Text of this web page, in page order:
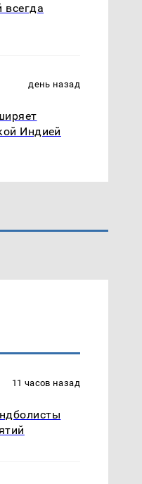
всегда
день назад
Индией
11 часов назад